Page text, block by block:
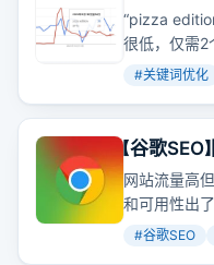
否能做
“pizza
很低，仅需2
哥飞提醒，
#关键词优化
【谷歌SEO
是怎么办
网站流量高
和可用性出
用户体验差
#谷歌SEO